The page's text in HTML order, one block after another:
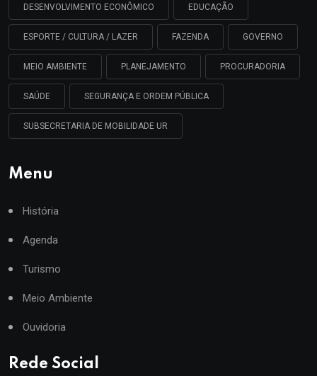
DESENVOLVIMENTO ECONÔMICO EDUCAÇÃO
ESPORTE / CULTURA / LAZER FAZENDA GOVERNO
MEIO AMBIENTE PLANEJAMENTO PROCURADORIA
SAÚDE SEGURANÇA E ORDEM PÚBLICA
SUBSECRETARIA DE MOBILIDADE UR
Menu
História
Agenda
Turismo
Meio Ambiente
Ouvidoria
Rede Social